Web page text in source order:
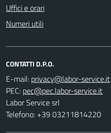
Uffici e orari
Numeri utili
CONTATTI D.P.O.
E-mail:
PEC:
Labor Service srl
Telefono: +39 03211814220